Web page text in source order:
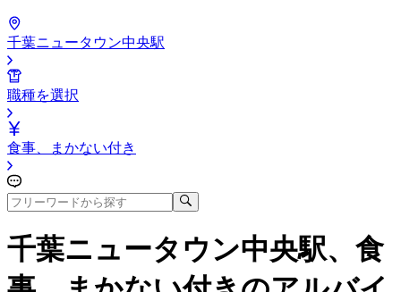
千葉ニュータウン中央駅
職種を選択
食事、まかない付き
千葉ニュータウン中央駅、食